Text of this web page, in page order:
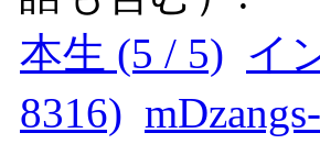
本生 (5 / 5) イ
8316)